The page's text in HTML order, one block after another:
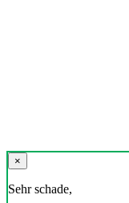
×
Sehr schade,